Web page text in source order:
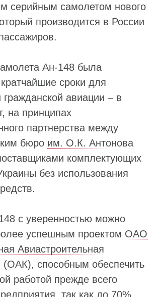
серийным самолетом нового
производится в России
Ан-148 была
сроки для
авиации – в
на принципах
партнерства между
бюро им. О.К. Антонова
комплектующих
без использования
с уверенностью можно
успешным проектом ОАО
Авиастроительная
(ОАК), способным обеспечить
работой прежде всего
так как до 70%